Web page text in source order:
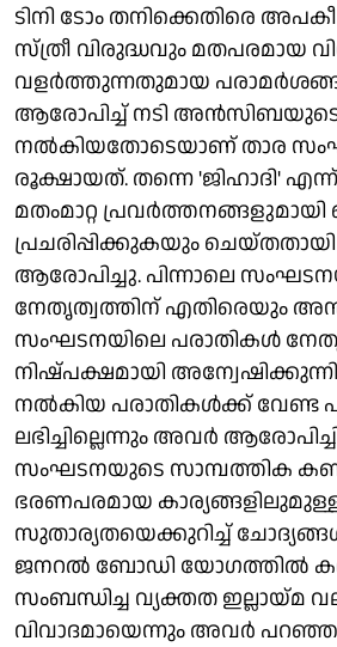
ടിനി ടോം തനിക്കെതിരെ
സ്ത്രീ വിരുദ്ധവും മതപരമായ
വളര്‍ത്തുന്നതുമായ
ആരോപിച്ച് നടി അന്‍സിബയുടെ
നല്‍കിയതോടെയാണ് താര
രൂക്ഷായത്. തന്നെ 'ജിഹാദി'
മതംമാറ്റ
പ്രചരിപ്പിക്കുകയും
ആരോപിച്ചു. പിന്നാലെ
നേതൃത്വത്തിന് എതിരെയും
സംഘടനയിലെ പരാതികള്‍
നിഷ്പക്ഷമായി
നല്‍കിയ പരാതികള്‍ക്ക് വേണ്ട
ലഭിച്ചില്ലെന്നും അവര്‍
സംഘടനയുടെ സാമ്പത്തിക
ഭരണപരമായ
സുതാര്യതയെക്കുറിച്ച്
ജനറല്‍ ബോഡി യോഗത്തില്‍
സംബന്ധിച്ച വ്യക്തത ഇല്ലായ്മ
വിവാദമായെന്നും അവര്‍